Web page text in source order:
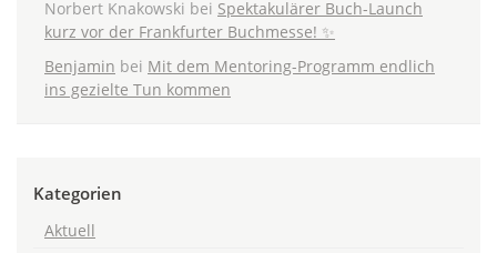
Norbert Knakowski bei Spektakulärer Buch-Launch
kurz vor der Frankfurter Buchmesse! ✨
Benjamin bei Mit dem Mentoring-Programm endlich
ins gezielte Tun kommen
Kategorien
Aktuell